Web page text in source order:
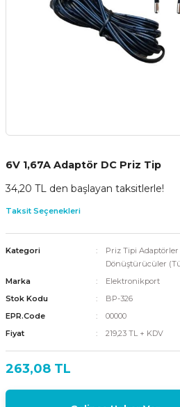
6V 1,67A Adaptör DC Priz Tip
34,20 TL den başlayan taksitlerle!
Taksit Seçenekleri
Kategori Priz Tipi Adaptörler
Dönüştürücüler
Marka
Elektronikport
Stok Kodu
BP-326
EPR.Code
00000
Fiyat
219,23 TL + KDV
263,08 TL